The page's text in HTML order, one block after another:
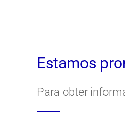
Estamos
Para obter